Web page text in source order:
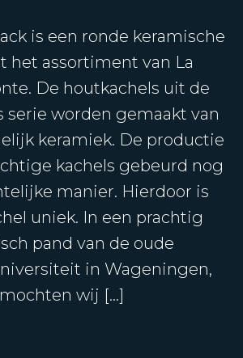
is een ronde keramische
het assortiment van La
De houtkachels uit de
serie worden gemaakt van
keramiek. De productie
kachels gebeurd nog
manier. Hierdoor is
uniek. In een prachtig
pand van de oude
in Wageningen,
mochten wij […]